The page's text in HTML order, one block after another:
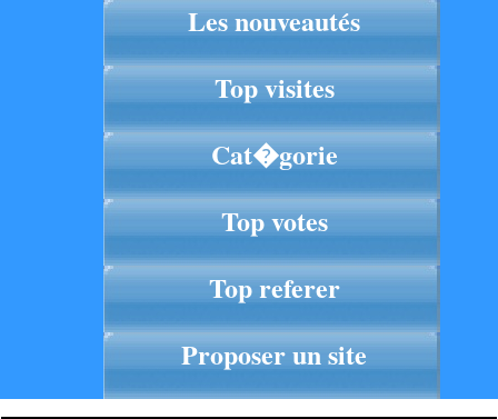
Les nouveautés
Top visites
Cat�gorie
Top votes
Top referer
Proposer un site